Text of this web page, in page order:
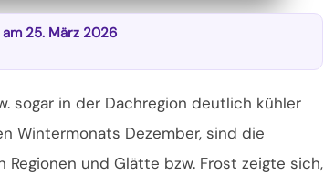
25. März 2026
sogar in der Dachregion deutlich kühler
Wintermonats Dezember, sind die
und Glätte bzw. Frost zeigte sich,